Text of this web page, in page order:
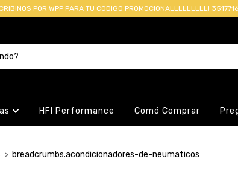
POR WPP PARA TU CODIGO PROMOCIONALLLLLLLLL!
HFI Performance Comó Comprar
> breadcrumbs.acondicionadores-de-neumaticos